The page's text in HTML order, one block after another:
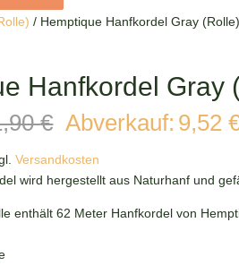
/ Hemptique Hanfkordel Gray (Rolle)
Hanfkordel Gray
€ Ursprünglicher
war:
11,90 €
Abverkauf: 9,52
Versandkosten
wird hergestellt aus Naturhanf und
enthält 62 Meter Hanfkordel von